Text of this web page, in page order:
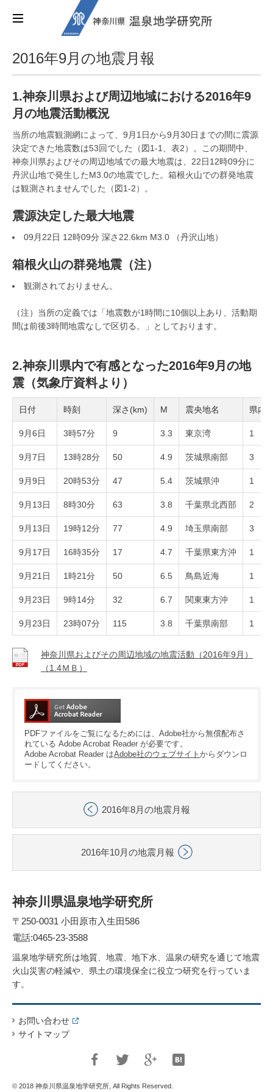
2016年9月の地震月報
1.神奈川県および周辺地域における2016年9
月の地震活動概況
当所の地震観測網によって、9月1日から9月30日までの間に震源
決定できた地震数は53回でした（図1-1、表2）。この期間中、
神奈川県およびその周辺地域での最大地震は、22日12時09分に
丹沢山地で発生したM3.0の地震でした。箱根火山での群発地震
は観測されませんでした（図1-2）。
震源決定した最大地震
09月22日 12時09分 深さ22.6km M3.0 （丹沢山地）
箱根火山の群発地震（注）
観測されておりません。
（注）当所の定義では「地震数が1時間に10個以上あり、活動期
間は前後3時間地震なしで区切る。」としております。
2.神奈川県内で有感となった2016年9月の地
震（気象庁資料より）
日付 時刻 深さ(km) M 震央地名 県内
9月6日 3時57分 9 3.3 東京湾 1
9月7日 13時28分 50 4.9 茨城県南部 3
9月9日 20時53分 47 5.4 茨城県沖 1
9月13日 8時30分 63 3.8 千葉県北西部 2
9月13日 19時12分 77 4.9 埼玉県南部 3
9月17日 16時35分 17 4.7 千葉県東方沖 1
9月21日 1時21分 50 6.5 鳥島近海 1
9月23日 9時14分 32 6.7 関東東方沖 1
9月23日 23時07分 115 3.8 千葉県南部 1
神奈川県およびその周辺地域の地震活動（2016年9月）
（1.4ＭＢ）
PDFファイルをご覧になるためには、Adobe社から無償配布さ
れている Adobe Acrobat Reader が必要です。
Adobe Acrobat Reader はAdobe社のウェブサイト からダウンロ
ードしてください。
2016年8月の地震月報
2016年10月の地震月報
神奈川県温泉地学研究所
〒250-0031 小田原市入生田586
電話:0465-23-3588
温泉地学研究所は地質、地震、地下水、温泉の研究を通じて地震
火山災害の軽減や、県土の環境保全に役立つ研究を行っていま
す。
お問い合わせ
サイトマップ
© 2018 神奈川県温泉地学研究所, All Rights Reserved.